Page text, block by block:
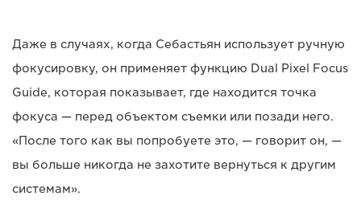
Даже в случаях, когда Себастьян использует ручную
фокусировку, он применяет функцию Dual Pixel Focus
Guide, которая показывает, где находится точка
фокуса — перед объектом съемки или позади него.
«После того как вы попробуете это, — говорит он, —
вы больше никогда не захотите вернуться к другим
системам».